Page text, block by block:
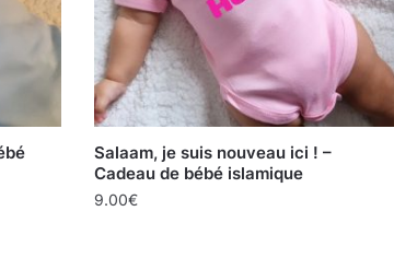
Salaam, je suis nouveau ici ! –
Cadeau de bébé islamique
9.00€